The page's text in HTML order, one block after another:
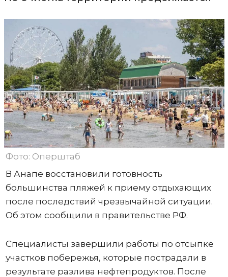
Фото: Оперштаб
В Анапе восстановили готовность
большинства пляжей к приему отдыхающих
после последствий чрезвычайной ситуации.
Об этом сообщили в правительстве РФ.
Специалисты завершили работы по отсыпке
участков побережья, которые пострадали в
результате разлива нефтепродуктов. После